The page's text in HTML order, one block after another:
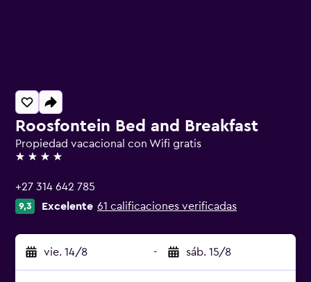
Roosfontein Bed and Breakfast
Propiedad vacacional con Wifi gratis
4 estrellas
+27 314 642 785
9,3 Excelente 61 calificaciones verificadas
vie. 14/8 - sáb. 15/8